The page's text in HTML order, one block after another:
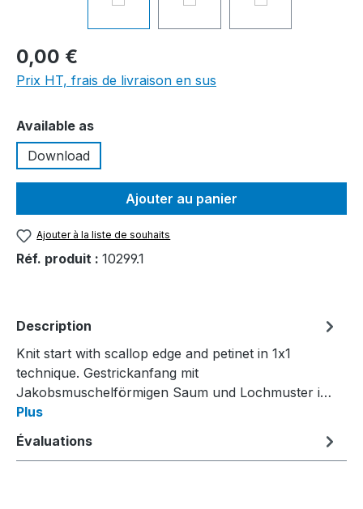
0,00 €
Prix HT, frais de livraison en sus
Sélectionnez
Available as
Download
Ajouter au panier
Ajouter à la liste de souhaits
Réf. produit : 10299.1
Description
Knit start with scallop edge and petinet in 1x1
technique. Gestrickanfang mit
Jakobsmuschelförmigen Saum und Lochmuster i…
Plus
Évaluations